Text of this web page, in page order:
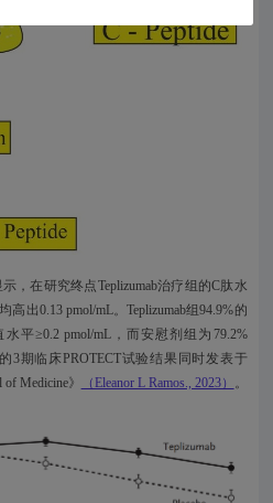
在研究终点Teplizumab治疗组的C肽水
出0.13 pmol/mL。Teplizumab组94.9%的
平≥0.2 pmol/mL，而安慰剂组为79.2%
的3期临床PROTECT试验结果同时发表于
of Medicine》
（Eleanor L Ramos., 2023） 。